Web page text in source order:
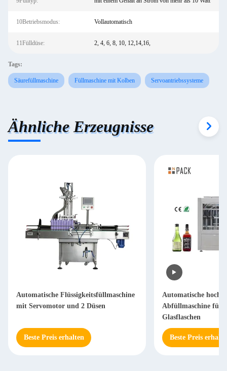
10Betriebsmodus: Vollautomatisch
11Fülldüse: 2, 4, 6, 8, 10, 12,14,16,
Tags:
Säurefüllmaschine Füllmaschine mit Kolben Servoantriebssysteme
Ähnliche Erzeugnisse
Automatische Flüssigkeitsfüllmaschine
mit Servomotor und 2 Düsen
Beste Preis erhalten
Automatische
Abfüllmaschine für
Glasflaschen
Beste Preis